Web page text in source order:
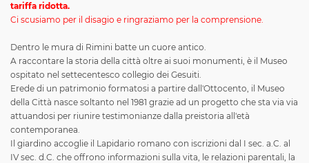
tariffa ridotta.
Ci scusiamo per il disagio e ringraziamo per la comprensione.
Dentro le mura di Rimini batte un cuore antico.
A raccontare la storia della città oltre ai suoi monumenti, è il Museo
ospitato nel settecentesco collegio dei Gesuiti.
Erede di un patrimonio formatosi a partire dall'Ottocento, il Museo
della Città nasce soltanto nel 1981 grazie ad un progetto che sta via via
attuandosi per riunire testimonianze dalla preistoria all'età
contemporanea.
Il giardino accoglie il Lapidario romano con iscrizioni dal I sec. a.C. al
IV sec. d.C. che offrono informazioni sulla vita, le relazioni parentali, la